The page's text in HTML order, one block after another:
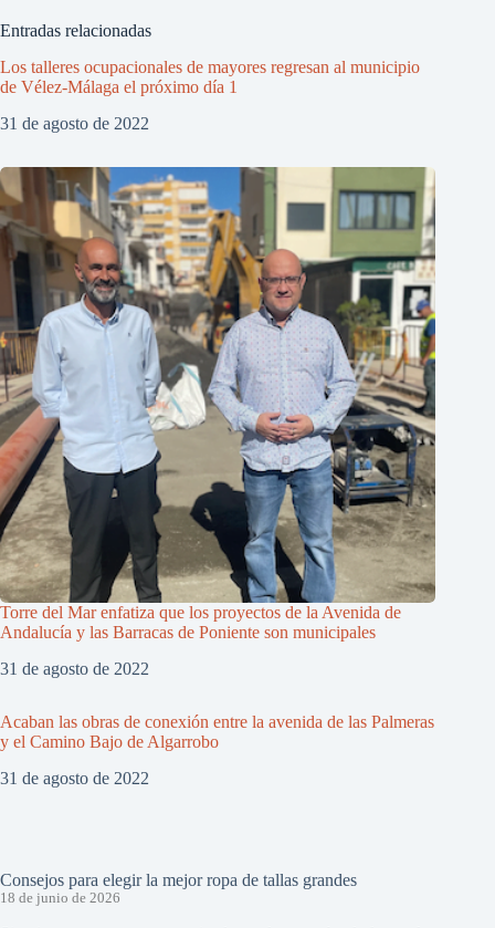
Entradas relacionadas
Los talleres ocupacionales de mayores regresan al municipio
de Vélez-Málaga el próximo día 1
31 de agosto de 2022
Torre del Mar enfatiza que los proyectos de la Avenida de
Andalucía y las Barracas de Poniente son municipales
31 de agosto de 2022
Acaban las obras de conexión entre la avenida de las Palmeras
y el Camino Bajo de Algarrobo
31 de agosto de 2022
Consejos para elegir la mejor ropa de tallas grandes
18 de junio de 2026